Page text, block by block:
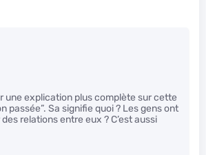
une explication plus complète sur cette
passée”. Sa signifie quoi ? Les gens ont
relations entre eux ? C’est aussi